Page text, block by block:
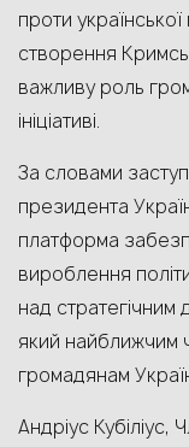
проти
створення
важливу роль
ініціативі.
За словами
президента
платформа
вироблення
над
який найближчим
громадянам
Андріус